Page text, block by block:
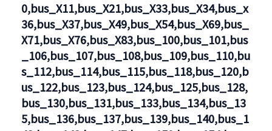
0,bus_X11,bus_X21,bus_X33,bus_X34,bus_x
36,bus_X37,bus_X49,bus_X54,bus_X69,bus_
X71,bus_X76,bus_X83,bus_100,bus_101,bus
_106,bus_107,bus_108,bus_109,bus_110,bu
s_112,bus_114,bus_115,bus_118,bus_120,b
us_122,bus_123,bus_124,bus_125,bus_128,
bus_130,bus_131,bus_133,bus_134,bus_13
5,bus_136,bus_137,bus_139,bus_140,bus_1